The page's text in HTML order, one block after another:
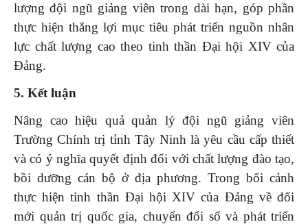
lượng đội ngũ giảng viên trong dài hạn, góp phần
thực hiện thắng lợi mục tiêu phát triển nguồn nhân
lực chất lượng cao theo tinh thần Đại hội XIV của
Đảng.
5. Kết luận
Nâng cao hiệu quả quản lý đội ngũ giảng viên
Trường Chính trị tỉnh Tây Ninh là yêu cầu cấp thiết
và có ý nghĩa quyết định đối với chất lượng đào tạo,
bồi dưỡng cán bộ ở địa phương. Trong bối cảnh
thực hiện tinh thần Đại hội XIV của Đảng về đổi
mới quản trị quốc gia, chuyển đổi số và phát triển